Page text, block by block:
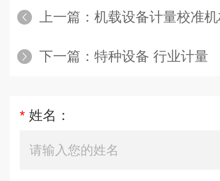
上一篇： 机载设备计量校准
下一篇： 特种设备 行业计量
* 姓名：